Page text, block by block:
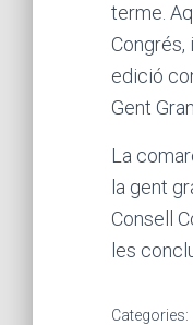
terme.
Congrés,
edició
Gent Gran.
La
la gent
Consell
les
Categories: